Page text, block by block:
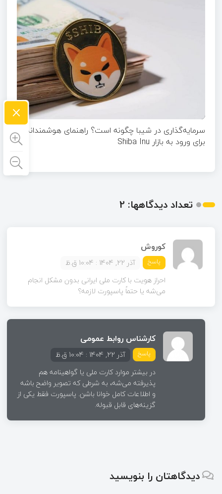
سرمایه‌گذاری در شیبا چگونه است؟ راهنمای هوشمندانه
برای ورود به بازار Shiba Inu
تعداد دیدگاهها: 2
کوروش
پاسخ
آذر 22, 1404 : 10:04 ق.ظ
احراز هویت با کارت ملی ایرانی بدون مشکل انجام
می‌شه یا حتماً پاسپورت لازمه؟
کارشناس روابط عمومی
پاسخ
آذر 22, 1404 : 10:04 ق.ظ
در بیشتر موارد کارت ملی یا گواهینامه هم
پذیرفته می‌شه، به شرطی که تصویر واضح باشه
و اطلاعات کامل خوانا باشن. پاسپورت فقط یکی از
گزینه‌های قابل قبوله.
دیدگاهتان را بنویسید
×